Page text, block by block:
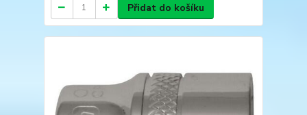
Přidat do košíku